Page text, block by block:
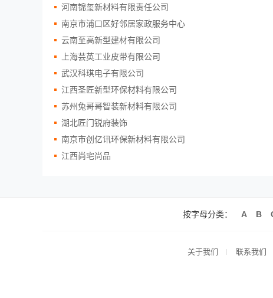
河南锦玺新材料有限责任公司
南京市浦口区好邻居家政服务中心
云南至高新型建材有限公司
上海芸英工业皮带有限公司
武汉科琪电子有限公司
江西圣匠新型环保材料有限公司
苏州兔哥哥智装新材料有限公司
湖北匠门锐府装饰
南京市创亿讯环保新材料有限公司
江西尚宅尚品
按字母分类： A B
关于我们 联系我们